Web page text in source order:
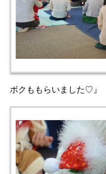
ボクももらいました♡』